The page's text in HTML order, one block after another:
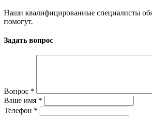
Наши квалифицированные специалисты
помогут.
Задать вопрос
Вопрос *
Ваше имя *
Телефон *